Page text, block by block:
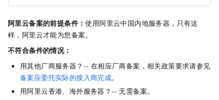
阿里云备案的前提条件：使用阿里云中国内地服务器，只有这
样，阿里云才能为您备案。
不符合条件的情况：
用其他厂商服务器？-- 在相应厂商备案，相关政策要求请参见
备案应委托实际的接入商完成。
用阿里云香港、海外服务器？-- 无需备案。